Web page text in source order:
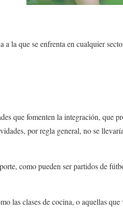
a la que se enfrenta en cualquier
que fomenten la integración, que
por regla general, no se
como pueden ser partidos de
las clases de cocina, o aquellas que